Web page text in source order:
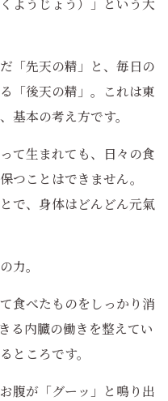
「先天の精」と、毎日の
「後天の精」。これは東
基本の考え方です。
て生まれても、日々の食
つことはできません。
で、身体はどんどん元氣
力。
食べたものをしっかり消
る内臓の働きを整えてい
ころです。
腹が「グーッ」と鳴り出